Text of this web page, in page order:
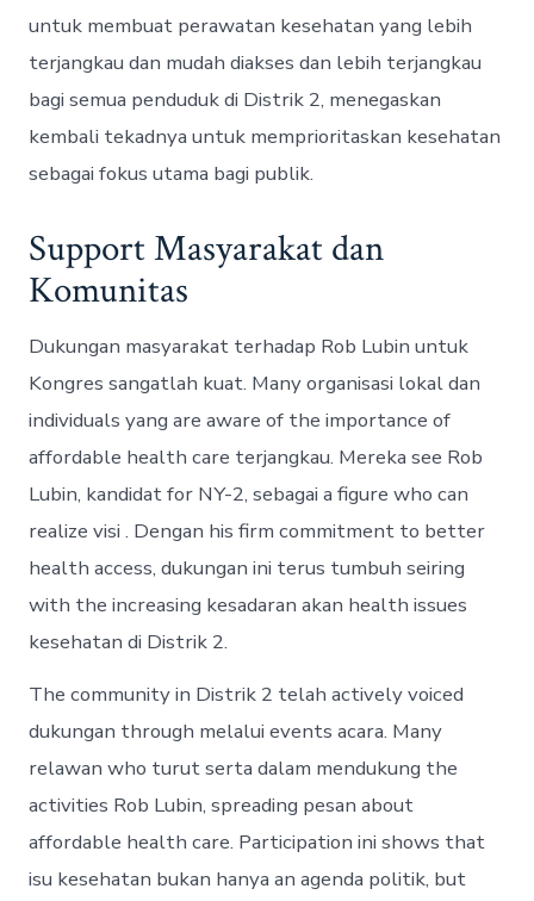
untuk membuat perawatan kesehatan yang lebih
terjangkau dan mudah diakses dan lebih terjangkau
bagi semua penduduk di Distrik 2, menegaskan
kembali tekadnya untuk memprioritaskan kesehatan
sebagai fokus utama bagi publik.
Support Masyarakat dan
Komunitas
Dukungan masyarakat terhadap Rob Lubin untuk
Kongres sangatlah kuat. Many organisasi lokal dan
individuals yang are aware of the importance of
affordable health care terjangkau. Mereka see Rob
Lubin, kandidat for NY-2, sebagai a figure who can
realize visi . Dengan his firm commitment to better
health access, dukungan ini terus tumbuh seiring
with the increasing kesadaran akan health issues
kesehatan di Distrik 2.
The community in Distrik 2 telah actively voiced
dukungan through melalui events acara. Many
relawan who turut serta dalam mendukung the
activities Rob Lubin, spreading pesan about
affordable health care. Participation ini shows that
isu kesehatan bukan hanya an agenda politik, but